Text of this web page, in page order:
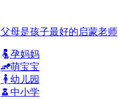
父母是孩子最好的启蒙老师
孕妈妈
萌宝宝
幼儿园
中小学